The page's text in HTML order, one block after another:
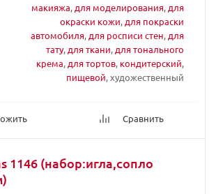
макияжа, для моделирования, для
окраски кожи, для покраски
автомобиля, для росписи стен, для
тату, для ткани, для тонального
крема, для тортов, кондитерский,
пищевой, художественный
Сравнить
1146 (набор:игла,сопло